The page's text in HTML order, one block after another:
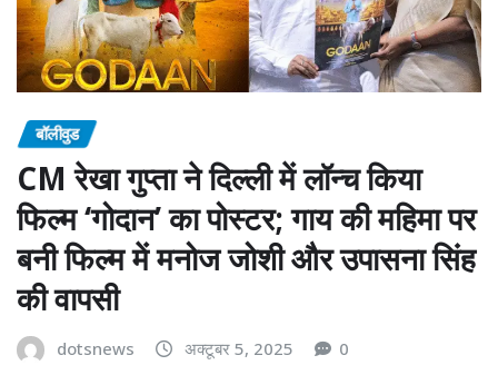
बॉलीवुड
CM रेखा गुप्ता ने दिल्ली में लॉन्च किया
फिल्म ‘गोदान’ का पोस्टर; गाय की महिमा पर
बनी फिल्म में मनोज जोशी और उपासना सिंह
की वापसी
dotsnews अक्टूबर 5, 2025 0